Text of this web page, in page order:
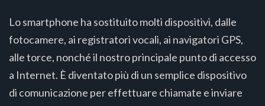
Lo smartphone ha sostituito molti dispositivi, dalle
fotocamere, ai registratori vocali, ai navigatori GPS,
alle torce, nonché il nostro principale punto di accesso
a Internet. È diventato più di un semplice dispositivo
di comunicazione per effettuare chiamate e inviare